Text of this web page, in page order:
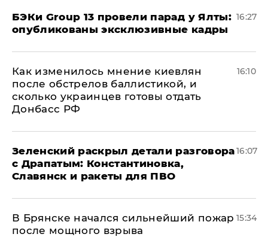
​БЭКи Group 13 провели парад у Ялты:
опубликованы эксклюзивные кадры
16:27
Как изменилось мнение киевлян
после обстрелов баллистикой, и
сколько украинцев готовы отдать
Донбасс РФ
16:10
​Зеленский раскрыл детали разговора
с Драпатым: Константиновка,
Славянск и ракеты для ПВО
16:07
В Брянске начался сильнейший пожар
после мощного взрыва
15:34